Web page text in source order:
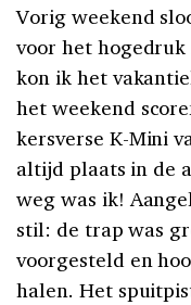
Vorig weekend
voor het
kon ik het
het weekend
kersverse K-Mini
altijd plaats in de
weg was ik!
stil: de trap was
voorgesteld en
halen. Het